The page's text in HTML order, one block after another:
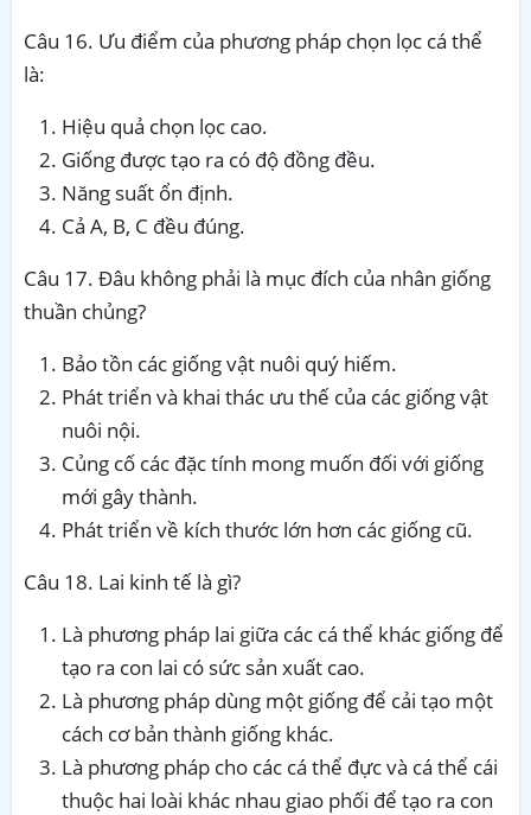
Câu 16. Ưu điểm của phương pháp chọn lọc cá thể
là:
Hiệu quả chọn lọc cao.
Giống được tạo ra có độ đồng đều.
Năng suất ổn định.
Cả A, B, C đều đúng.
Câu 17. Đâu không phải là mục đích của nhân giống
thuần chủng?
Bảo tồn các giống vật nuôi quý hiếm.
Phát triển và khai thác ưu thế của các giống vật
nuôi nội.
Củng cố các đặc tính mong muốn đối với giống
mới gây thành.
Phát triển về kích thước lớn hơn các giống cũ.
Câu 18. Lai kinh tế là gì?
Là phương pháp lai giữa các cá thể khác giống để
tạo ra con lai có sức sản xuất cao.
Là phương pháp dùng một giống để cải tạo một
cách cơ bản thành giống khác.
Là phương pháp cho các cá thể đực và cá thể cái
thuộc hai loài khác nhau giao phối để tạo ra con